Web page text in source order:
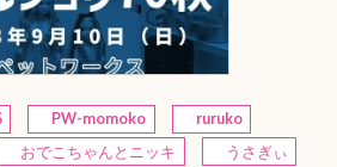
PW-momoko
ruruko
おでこちゃんとニッキ
うさぎぃ